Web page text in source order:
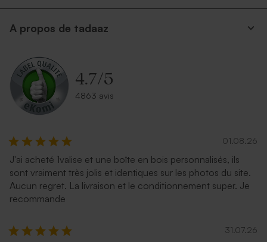
A propos de tadaaz
4.7/5
4863 avis
01.08.26
J'ai acheté 1valise et une boîte en bois personnalisés, ils
sont vraiment très jolis et identiques sur les photos du site.
Aucun regret. La livraison et le conditionnement super. Je
recommande
31.07.26